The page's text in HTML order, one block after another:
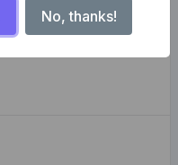
No, thanks!